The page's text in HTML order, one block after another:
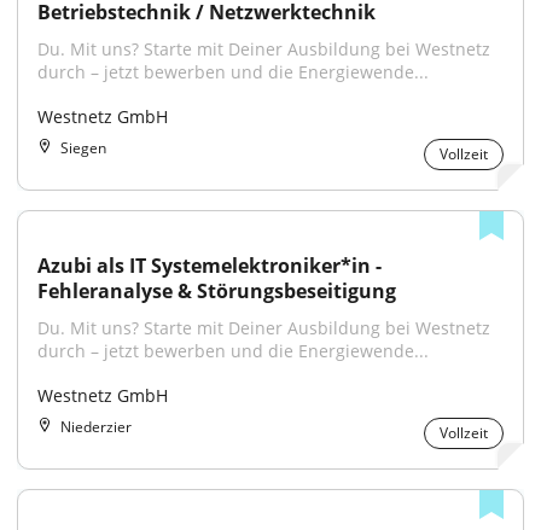
Betriebstechnik / Netzwerktechnik
Du. Mit uns? Starte mit Deiner Ausbildung bei Westnetz
durch – jetzt bewerben und die Energiewende...
Westnetz GmbH
Siegen Vollzeit
Azubi als IT Systemelektroniker*in -
Fehleranalyse & Störungsbeseitigung
Du. Mit uns? Starte mit Deiner Ausbildung bei Westnetz
durch – jetzt bewerben und die Energiewende...
Westnetz GmbH
Niederzier Vollzeit